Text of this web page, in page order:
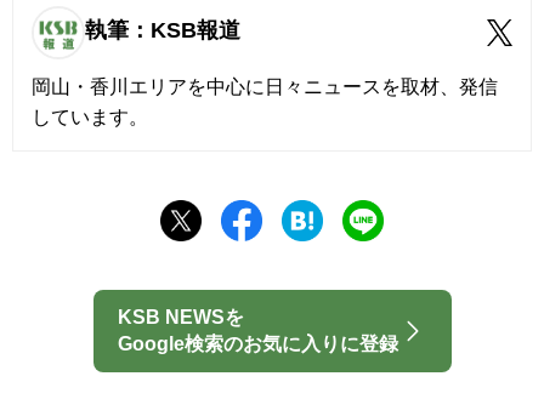
執筆：KSB報道
岡山・香川エリアを中心に日々ニュースを取材、発信
しています。
KSB NEWSを
Google検索のお気に入りに登録